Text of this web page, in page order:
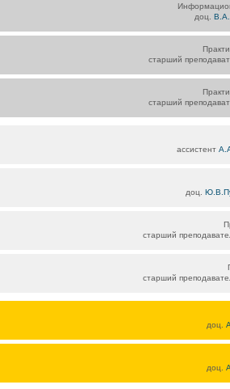
доц.
старший
старший
ассистент
доц.
старший
старший
доц.
доц.